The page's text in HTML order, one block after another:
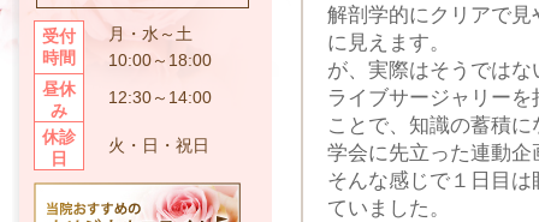
受付
時間
月・水～土
10:00～18:00
昼休
み
12:30～14:00
休診
日
火・日・祝日
解剖学的にクリアで
に見えます。
が、実際はそうではな
ライブサージャリー
ことで、知識の蓄積
学会に先立った連動
そんな感じで１日目
ていました。